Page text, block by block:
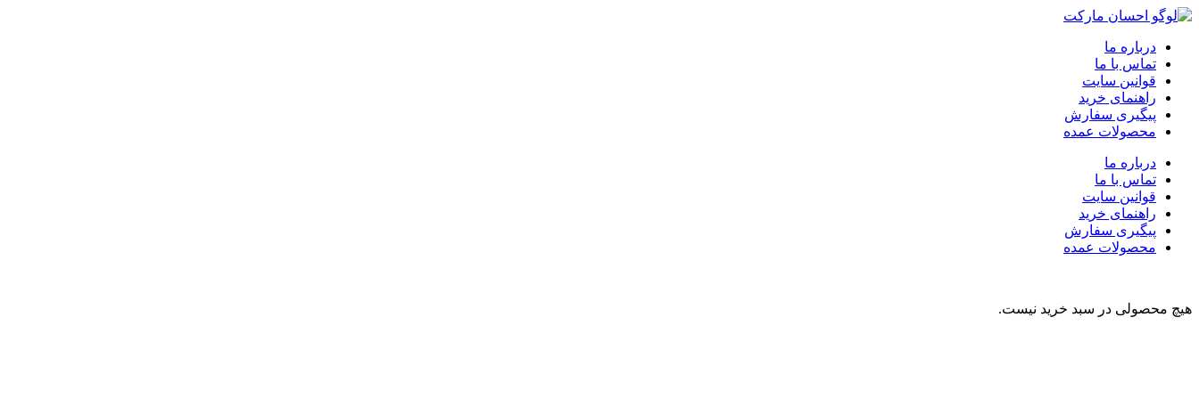
درباره ما
تماس با ما
قوانین سایت
راهنمای خرید
پیگیری سفارش
محصولات عمده
درباره ما
تماس با ما
قوانین سایت
راهنمای خرید
پیگیری سفارش
محصولات عمده
هیچ محصولی در سبد خرید نیست.